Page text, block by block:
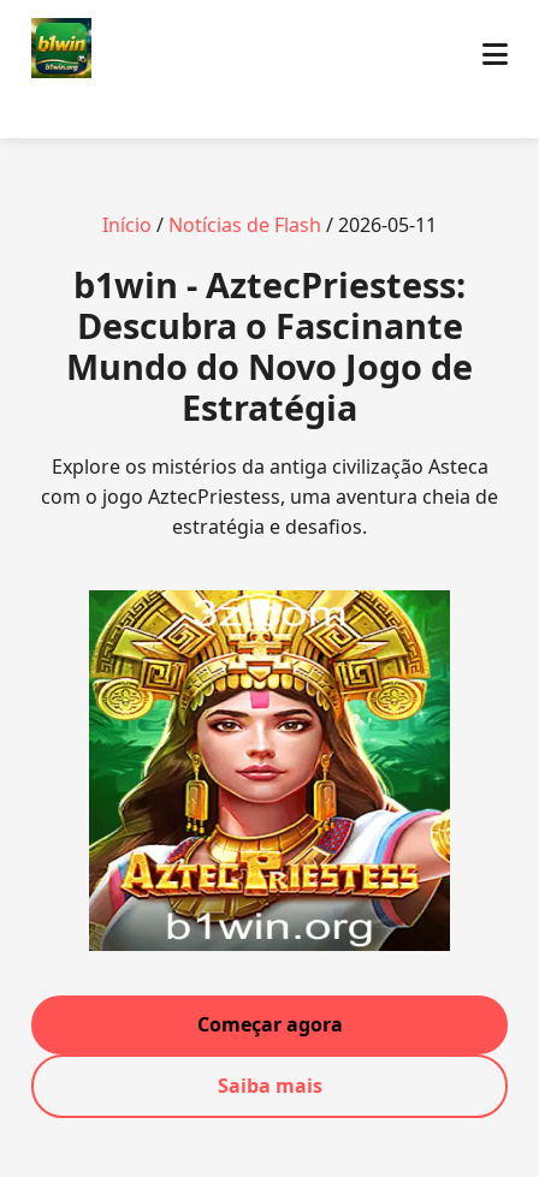
Início / Notícias de Flash / 2026-05-11
b1win - AztecPriestess:
Descubra o Fascinante
Mundo do Novo Jogo de
Estratégia
Explore os mistérios da antiga civilização Asteca
com o jogo AztecPriestess, uma aventura cheia de
estratégia e desafios.
Começar agora
Saiba mais